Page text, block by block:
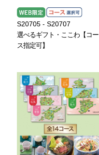
S20705 - S20707
選べるギフト・ここわ【コー
ス指定可】